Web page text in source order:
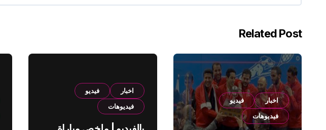
Related Post
اخبار
فيديو
فيديوهات
اخبار
فيديو
فيديوهات